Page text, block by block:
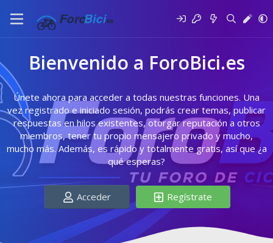
Bienvenido a ForoBici.es
Únete ahora para acceder a todas nuestras funciones. Una
vez registrado e iniciado sesión, podrás crear temas, publicar
respuestas en hilos existentes, otorgar reputación a otros
miembros, tener tu propio mensajero privado y mucho,
mucho más. Además, es rápido y totalmente gratis, así que ¿a
qué esperas?
Acceder Regístrate